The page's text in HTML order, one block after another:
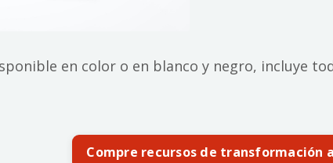
en color o en blanco y negro, incluye
Compre recursos de transformación